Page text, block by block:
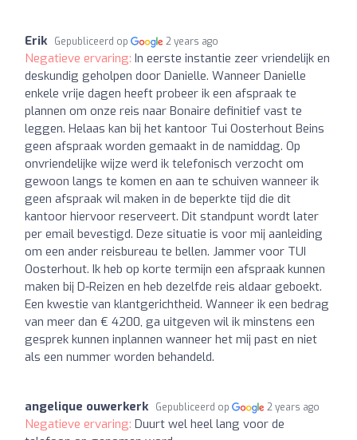
Erik Gepubliceerd op 2 years ago
Negatieve ervaring: In eerste instantie zeer vriendelijk en
deskundig geholpen door Danielle. Wanneer Danielle
enkele vrije dagen heeft probeer ik een afspraak te
plannen om onze reis naar Bonaire definitief vast te
leggen. Helaas kan bij het kantoor Tui Oosterhout Beins
geen afspraak worden gemaakt in de namiddag. Op
onvriendelijke wijze werd ik telefonisch verzocht om
gewoon langs te komen en aan te schuiven wanneer ik
geen afspraak wil maken in de beperkte tijd die dit
kantoor hiervoor reserveert. Dit standpunt wordt later
per email bevestigd. Deze situatie is voor mij aanleiding
om een ander reisbureau te bellen. Jammer voor TUI
Oosterhout. Ik heb op korte termijn een afspraak kunnen
maken bij D-Reizen en heb dezelfde reis aldaar geboekt.
Een kwestie van klantgerichtheid. Wanneer ik een bedrag
van meer dan € 4200, ga uitgeven wil ik minstens een
gesprek kunnen inplannen wanneer het mij past en niet
als een nummer worden behandeld.
angelique ouwerkerk Gepubliceerd op 2 years ago
Negatieve ervaring: Duurt wel heel lang voor de